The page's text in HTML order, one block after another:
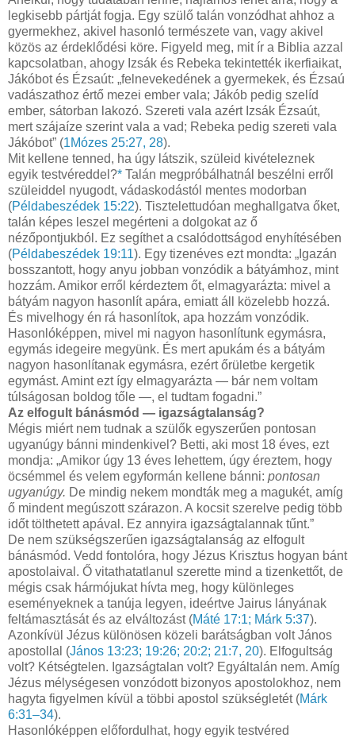
legkisebb pártját fogja. Egy szülő talán vonzódhat ahhoz a
gyermekhez, akivel hasonló természete van, vagy akivel
közös az érdeklődési köre. Figyeld meg, mit ír a Biblia azzal
kapcsolatban, ahogy Izsák és Rebeka tekintették ikerfiaikat,
Jákóbot és Ézsaút: „felnevekedének a gyermekek, és Ézsaú
vadászathoz értő mezei ember vala; Jákób pedig szelíd
ember, sátorban lakozó. Szereti vala azért Izsák Ézsaút,
mert szájaíze szerint vala a vad; Rebeka pedig szereti vala
Jákóbot” (1Mózes 25:27, 28).
Mit kellene tenned, ha úgy látszik, szüleid kivételeznek
egyik testvéreddel?* Talán megpróbálhatnál beszélni erről
szüleiddel nyugodt, vádaskodástól mentes modorban
(Példabeszédek 15:22). Tisztelettudóan meghallgatva őket,
talán képes leszel megérteni a dolgokat az ő
nézőpontjukból. Ez segíthet a csalódottságod enyhítésében
(Példabeszédek 19:11). Egy tizenéves ezt mondta: „Igazán
bosszantott, hogy anyu jobban vonzódik a bátyámhoz, mint
hozzám. Amikor erről kérdeztem őt, elmagyarázta: mivel a
bátyám nagyon hasonlít apára, emiatt áll közelebb hozzá.
És mivelhogy én rá hasonlítok, apa hozzám vonzódik.
Hasonlóképpen, mivel mi nagyon hasonlítunk egymásra,
egymás idegeire megyünk. És mert apukám és a bátyám
nagyon hasonlítanak egymásra, ezért őrületbe kergetik
egymást. Amint ezt így elmagyarázta — bár nem voltam
túlságosan boldog tőle —, el tudtam fogadni.”
Az elfogult bánásmód — igazságtalanság?
Mégis miért nem tudnak a szülők egyszerűen pontosan
ugyanúgy bánni mindenkivel? Betti, aki most 18 éves, ezt
mondja: „Amikor úgy 13 éves lehettem, úgy éreztem, hogy
öcsémmel és velem egyformán kellene bánni: pontosan
ugyanúgy. De mindig nekem mondták meg a magukét, amíg
ő mindent megúszott szárazon. A kocsit szerelve pedig több
időt tölthetett apával. Ez annyira igazságtalannak tűnt.”
De nem szükségszerűen igazságtalanság az elfogult
bánásmód. Vedd fontolóra, hogy Jézus Krisztus hogyan bánt
apostolaival. Ő vitathatatlanul szerette mind a tizenkettőt, de
mégis csak hármójukat hívta meg, hogy különleges
eseményeknek a tanúja legyen, ideértve Jairus lányának
feltámasztását és az elváltozást (Máté 17:1; Márk 5:37).
Azonkívül Jézus különösen közeli barátságban volt János
apostollal (János 13:23; 19:26; 20:2; 21:7, 20). Elfogultság
volt? Kétségtelen. Igazságtalan volt? Egyáltalán nem. Amíg
Jézus mélységesen vonzódott bizonyos apostolokhoz, nem
hagyta figyelmen kívül a többi apostol szükségletét (Márk
6:31–34).
Hasonlóképpen előfordulhat, hogy egyik testvéred